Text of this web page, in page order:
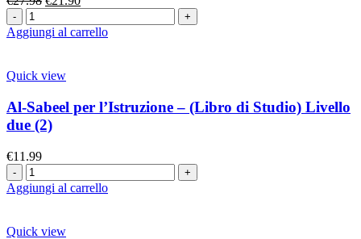
Aggiungi al carrello
Quick view
Al-Sabeel per l’Istruzione – (Libro di Studio) Livello
due (2)
€11.99
Aggiungi al carrello
Quick view